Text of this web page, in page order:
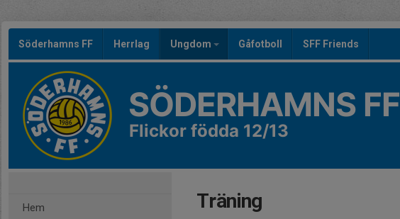
Söderhamns FF Herrlag Ungdom Gåfotboll SFF Friends
SÖDERHAMNS FF
Flickor födda 12/13
Hem Träning